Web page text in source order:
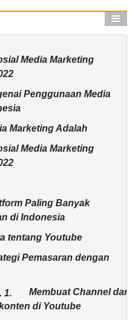
Media Marketing
Penggunaan Media
Marketing Adalah
Media Marketing
Paling Banyak
di Indonesia
tentang Youtube
Pemasaran dengan
1.
Membuat Channel dan
di Youtube